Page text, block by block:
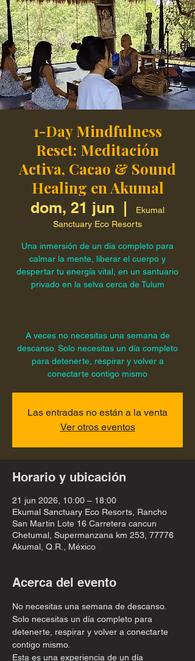
1-Day Mindfulness
Reset: Meditación
Activa, Cacao & Sound
Healing en Akumal
dom, 21 jun
  |
Ekumal
Sanctuary Eco Resorts
Una inmersión de un día completo para
calmar la mente, liberar el cuerpo y
despertar tu energía vital, en un santuario
privado en la selva cerca de Tulum
A veces no necesitas una semana de
descanso. Solo necesitas un día completo
para detenerte, respirar y volver a
conectarte contigo mismo
Las entradas no están a la venta
Ver otros eventos
Horario y ubicación
21 jun 2026, 10:00 – 18:00
Ekumal Sanctuary Eco Resorts, Rancho
San Martin Lote 16 Carretera cancun
Chetumal, Supermanzana km 253, 77776
Akumal, Q.R., México
Acerca del evento
No necesitas una semana de descanso.
Solo necesitas un día completo para
detenerte, respirar y volver a conectarte
contigo mismo.
Esta es una experiencia de un día